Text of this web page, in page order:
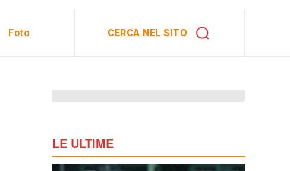
Foto CERCA NEL SITO
LE ULTIME